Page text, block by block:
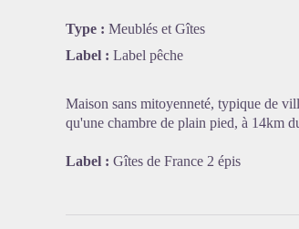
Type : Meublés et Gîtes
Label : Label pêche
Maison sans mitoyenneté, typique de
qu'une chambre de plain pied, à 14km
Label : Gîtes de France 2 épis